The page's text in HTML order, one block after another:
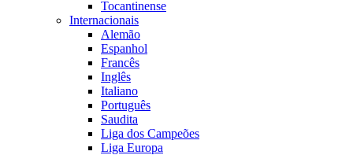
Tocantinense
Internacionais
Alemão
Espanhol
Francês
Inglês
Italiano
Português
Saudita
Liga dos Campeões
Liga Europa